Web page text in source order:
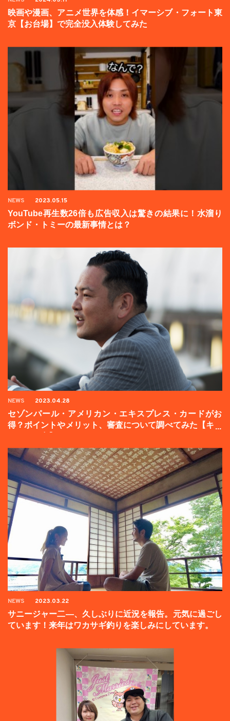
映画や漫画、アニメ世界を体感！イマーシブ・フォート東
京【お台場】で完全没入体験してみた
NEWS 2023.05.15
YouTube再生数26倍も広告収入は驚きの結果に！水溜り
ボンド・トミーの最新事情とは？
NEWS 2023.04.28
セゾンパール・アメリカン・エキスプレス・カードがお
得？ポイントやメリット、審査について調べてみた【キャ
NEWS 2023.03.22
サニージャー二―、久しぶりに近況を報告。元気に過ごし
ています！来年はワカサギ釣りを楽しみにしています。